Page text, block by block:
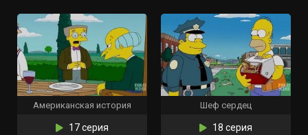
Американская история
17 серия
Шеф сердец
18 серия